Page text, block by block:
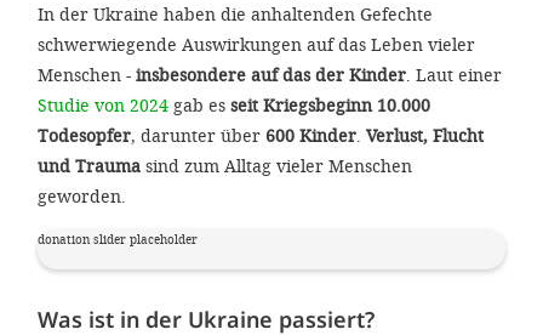
In der Ukraine haben die anhaltenden Gefechte
schwerwiegende Auswirkungen auf das Leben vieler
Menschen - insbesondere auf das der Kinder. Laut einer
Studie von 2024 gab es seit Kriegsbeginn 10.000
Todesopfer, darunter über 600 Kinder. Verlust, Flucht
und Trauma sind zum Alltag vieler Menschen
geworden.
donation slider placeholder
Was ist in der Ukraine passiert?
unsere
gewinnen.
den